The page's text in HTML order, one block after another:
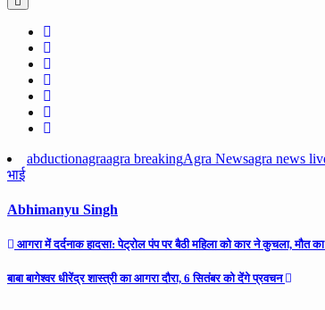
abductionagraagra breakingAgra Newsagra news
भाई
Abhimanyu Singh
Post
navigation
आगरा में दर्दनाक हादसा: पेट्रोल पंप पर बैठी महिला को कार ने कुचला, मौत
बाबा बागेश्वर धीरेंद्र शास्त्री का आगरा दौरा, 6 सितंबर को देंगे प्रवचन